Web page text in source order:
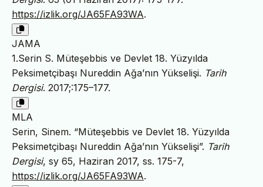
https://izlik.org/JA65FA93WA.
JAMA
1.Serin S. Müteşebbis ve Devlet 18. Yüzyılda
Peksimetçibaşı Nureddin Ağa’nın Yükselişi. Tarih
Dergisi. 2017;:175–177.
MLA
Serin, Sinem. “Müteşebbis ve Devlet 18. Yüzyılda
Peksimetçibaşı Nureddin Ağa’nın Yükselişi”. Tarih
Dergisi, sy 65, Haziran 2017, ss. 175-7,
https://izlik.org/JA65FA93WA.